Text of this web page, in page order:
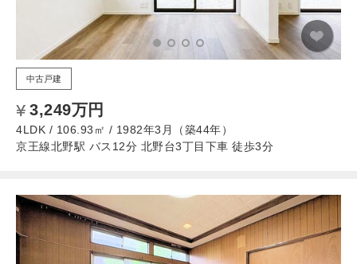
中古戸建
3,249万円
4LDK / 106.93㎡ / 1982年3月（築44年）
京王線北野駅 バス12分 北野台3丁目下車 徒歩3分